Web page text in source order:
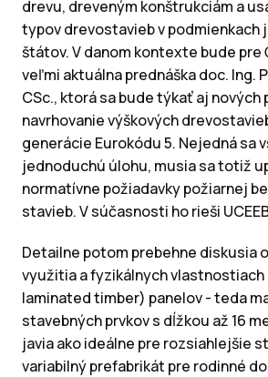
drevu, dreveným konštrukciám a
typov drevostavieb v podmienkach
štátov. V danom kontexte bude pre
veľmi aktuálna prednáška doc. Ing.
CSc., ktorá sa bude týkať aj nových
navrhovanie výškových
generácie Eurokódu 5. Nejedná sa
jednoduchú úlohu, musia sa totiž
normatívne požiadavky požiarnej
stavieb. V súčasnosti ho rieši
Detailne potom prebehne diskusia
využitia a fyzikálnych vlastnostiach
laminated timber) panelov - teda
stavebných prvkov s dĺžkou až 16
javia ako ideálne pre rozsiahlejšie
variabilný prefabrikát pre rodinné